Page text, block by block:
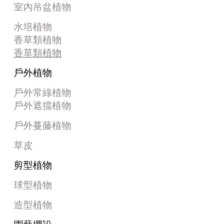
室內吊盆植物
水培植物
香草類植物
香草類植物
戶外植物
戶外常綠植物
戶外遮擋植物
戶外蔓藤植物
草皮
剪型植物
球型植物
造型植物